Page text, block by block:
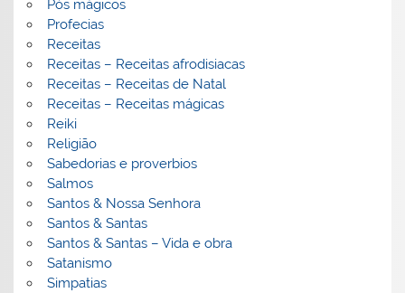
Pós mágicos
Profecias
Receitas
Receitas – Receitas afrodisiacas
Receitas – Receitas de Natal
Receitas – Receitas mágicas
Reiki
Religião
Sabedorias e proverbios
Salmos
Santos & Nossa Senhora
Santos & Santas
Santos & Santas – Vida e obra
Satanismo
Simpatias